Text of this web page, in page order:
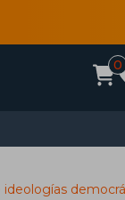
0
ideologías